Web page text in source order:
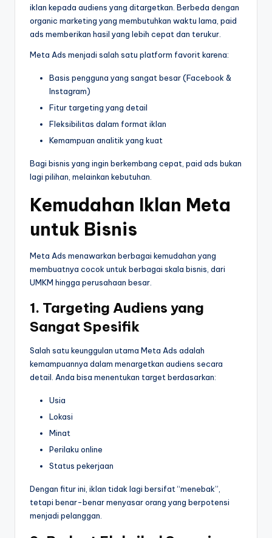
iklan kepada audiens yang ditargetkan. Berbeda dengan
organic marketing yang membutuhkan waktu lama, paid
ads memberikan hasil yang lebih cepat dan terukur.
Meta Ads menjadi salah satu platform favorit karena:
Basis pengguna yang sangat besar (Facebook &
Instagram)
Fitur targeting yang detail
Fleksibilitas dalam format iklan
Kemampuan analitik yang kuat
Bagi bisnis yang ingin berkembang cepat, paid ads bukan
lagi pilihan, melainkan kebutuhan.
Kemudahan Iklan Meta
untuk Bisnis
Meta Ads menawarkan berbagai kemudahan yang
membuatnya cocok untuk berbagai skala bisnis, dari
UMKM hingga perusahaan besar.
1. Targeting Audiens yang
Sangat Spesifik
Salah satu keunggulan utama Meta Ads adalah
kemampuannya dalam menargetkan audiens secara
detail. Anda bisa menentukan target berdasarkan:
Usia
Lokasi
Minat
Perilaku online
Status pekerjaan
Dengan fitur ini, iklan tidak lagi bersifat “menebak”,
tetapi benar-benar menyasar orang yang berpotensi
menjadi pelanggan.